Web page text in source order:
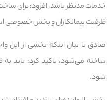
خدمات مدنظر باشد، افزود: برای
ظرفیت پیمانکاران و بخش خصوصی
صادق با بیان اینکه بخشی از این
ساخته می‌شود، تاکید کرد: باید
شود.